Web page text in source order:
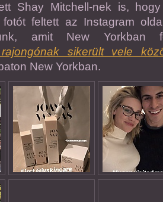
Shay Mitchell-nek is,
feltett az Instagram
amit New Yorkban
sikerült vele
New Yorkban.